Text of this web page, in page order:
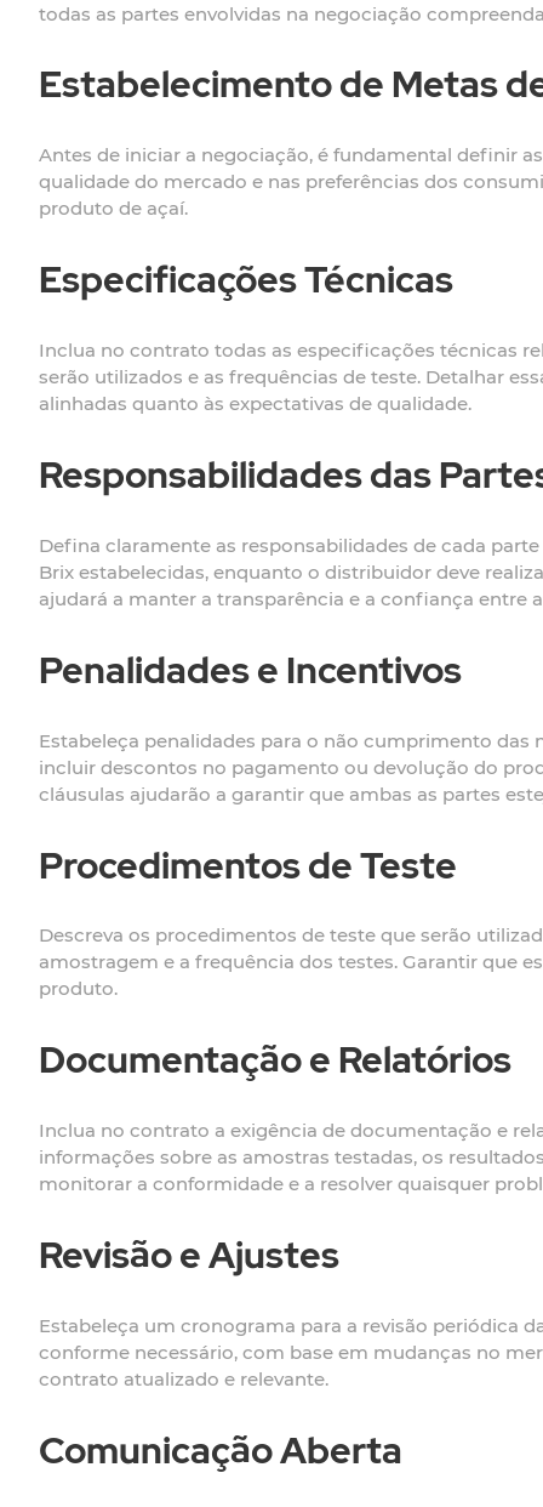
todas as partes envolvidas na negociação
Estabelecimento de Metas
Antes de iniciar a negociação, é fundamental definir
qualidade do mercado e nas preferências dos
produto de açaí.
Especificações Técnicas
Inclua no contrato todas as especificações técnicas
serão utilizados e as frequências de teste. Detalhar
alinhadas quanto às expectativas de qualidade.
Responsabilidades das
Defina claramente as responsabilidades de cada
Brix estabelecidas, enquanto o distribuidor deve
ajudará a manter a transparência e a confiança entre
Penalidades e Incentivos
Estabeleça penalidades para o não cumprimento
incluir descontos no pagamento ou devolução do
cláusulas ajudarão a garantir que ambas as partes
Procedimentos de Teste
Descreva os procedimentos de teste que serão
amostragem e a frequência dos testes. Garantir que
produto.
Documentação e Relatórios
Inclua no contrato a exigência de documentação e
informações sobre as amostras testadas, os
monitorar a conformidade e a resolver quaisquer
Revisão e Ajustes
Estabeleça um cronograma para a revisão periódica
conforme necessário, com base em mudanças no
contrato atualizado e relevante.
Comunicação Aberta